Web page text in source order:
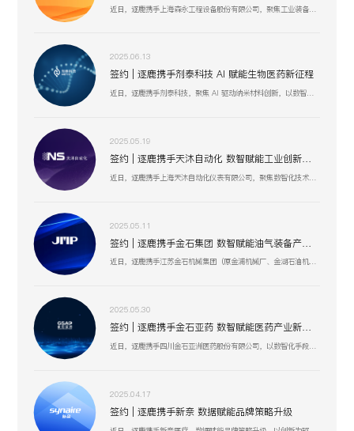
2025.06.13
签约 | 逐鹿携手剂泰科技 AI 赋能生物医药新征程
近日，逐鹿携手剂泰科技，聚焦 AI 驱动纳米材料创新，以数智化融合助力靶向药物递送与研发技术突破，赋能剂泰科技在疾病治疗新疗法探索、AI 平台迭代升级中加速前行，共筑生物医药数智化创新生态 。
2025.05.19
签约 | 逐鹿携手天沐自动化 数智赋能工业创新生态
近日，逐鹿携手上海天沐自动化仪表有限公司，聚焦数智化技术融合，以创新驱动工业场景升级，助力天沐自动化在智能制造、传感器研发等业务板块，深化数智应用，开启高效协同、精准创新的发展新篇 。
2025.05.11
签约 | 逐鹿携手金石集团 数智赋能油气装备产业升级
近日，逐鹿携手江苏金石机械集团（原金浦机械厂、金湖石油机械有限公司 ），以数智化技术为引擎，聚焦油气装备产业创新升级，助力金石集团在研发、生产、服务全流程提效，驱动高压油气井口装备等业务开启数智化增长新篇 。
2025.05.30
签约 | 逐鹿携手金石亚药 数智赋能医药产业新增长
近日，逐鹿携手四川金石亚洲医药股份有限公司，以数智化手段赋能医药产业升级，聚焦创新驱动与价值深挖，助力金石亚药在医药健康、新材料及机械设备等业务板块，开启高效增长、精准运营的全新阶段 。
2025.04.17
签约 | 逐鹿携手新奈 数据赋能品牌策略升级